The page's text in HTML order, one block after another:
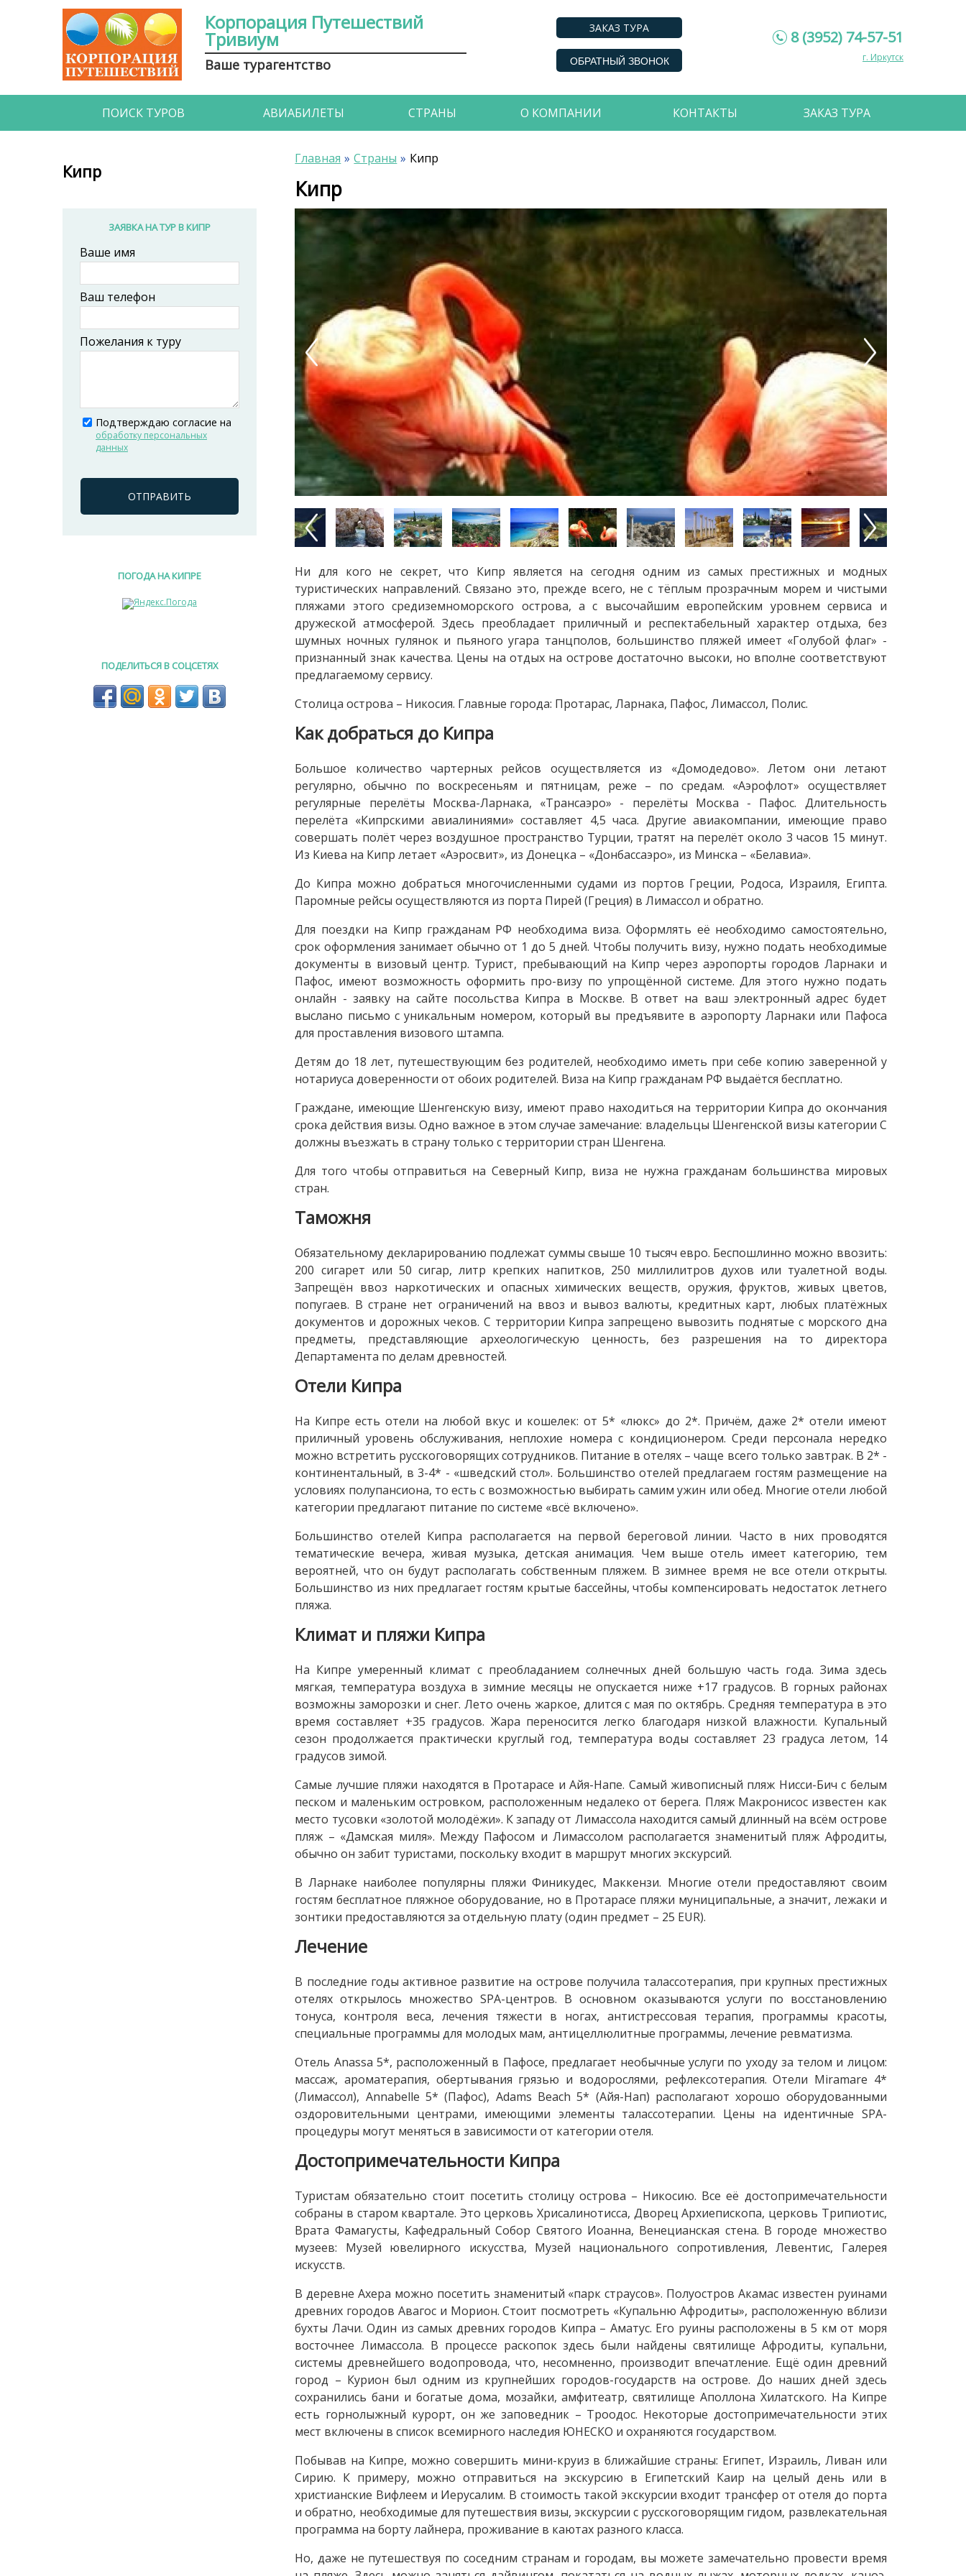
Корпорация Путешествий
Тривиум
Ваше турагентство
ЗАКАЗ ТУРА
ОБРАТНЫЙ ЗВОНОК
8 (3952) 74-57-51
г. Иркутск
ПОИСК ТУРОВ АВИАБИЛЕТЫ СТРАНЫ О КОМПАНИИ КОНТАКТЫ ЗАКАЗ ТУРА
Главная Страны Кипр
Кипр
Previous Next
Previous Next
Ни для кого не секрет, что Кипр является на сегодня одним из самых престижных и модных
туристических направлений. Связано это, прежде всего, не с тёплым прозрачным морем и чистыми
пляжами этого средиземноморского острова, а с высочайшим европейским уровнем сервиса и
дружеской атмосферой. Здесь преобладает приличный и респектабельный характер отдыха, без
шумных ночных гулянок и пьяного угара танцполов, большинство пляжей имеет «Голубой флаг» -
признанный знак качества. Цены на отдых на острове достаточно высоки, но вполне соответствуют
предлагаемому сервису.
Столица острова – Никосия. Главные города: Протарас, Ларнака, Пафос, Лимассол, Полис.
Как добраться до Кипра
Большое количество чартерных рейсов осуществляется из «Домодедово». Летом они летают
регулярно, обычно по воскресеньям и пятницам, реже – по средам. «Аэрофлот» осуществляет
регулярные перелёты Москва-Ларнака, «Трансаэро» - перелёты Москва - Пафос. Длительность
перелёта «Кипрскими авиалиниями» составляет 4,5 часа. Другие авиакомпании, имеющие право
совершать полёт через воздушное пространство Турции, тратят на перелёт около 3 часов 15 минут.
Из Киева на Кипр летает «Аэросвит», из Донецка – «Донбассаэро», из Минска – «Белавиа».
До Кипра можно добраться многочисленными судами из портов Греции, Родоса, Израиля, Египта.
Паромные рейсы осуществляются из порта Пирей (Греция) в Лимассол и обратно.
Для поездки на Кипр гражданам РФ необходима виза. Оформлять её необходимо самостоятельно,
срок оформления занимает обычно от 1 до 5 дней. Чтобы получить визу, нужно подать необходимые
документы в визовый центр. Турист, пребывающий на Кипр через аэропорты городов Ларнаки и
Пафос, имеют возможность оформить про-визу по упрощённой системе. Для этого нужно подать
онлайн - заявку на сайте посольства Кипра в Москве. В ответ на ваш электронный адрес будет
выслано письмо с уникальным номером, который вы предъявите в аэропорту Ларнаки или Пафоса
для проставления визового штампа.
Детям до 18 лет, путешествующим без родителей, необходимо иметь при себе копию заверенной у
нотариуса доверенности от обоих родителей. Виза на Кипр гражданам РФ выдаётся бесплатно.
Граждане, имеющие Шенгенскую визу, имеют право находиться на территории Кипра до окончания
срока действия визы. Одно важное в этом случае замечание: владельцы Шенгенской визы категории С
должны въезжать в страну только с территории стран Шенгена.
Для того чтобы отправиться на Северный Кипр, виза не нужна гражданам большинства мировых
стран.
Таможня
Обязательному декларированию подлежат суммы свыше 10 тысяч евро. Беспошлинно можно ввозить:
200 сигарет или 50 сигар, литр крепких напитков, 250 миллилитров духов или туалетной воды.
Запрещён ввоз наркотических и опасных химических веществ, оружия, фруктов, живых цветов,
попугаев. В стране нет ограничений на ввоз и вывоз валюты, кредитных карт, любых платёжных
документов и дорожных чеков. С территории Кипра запрещено вывозить поднятые с морского дна
предметы, представляющие археологическую ценность, без разрешения на то директора
Департамента по делам древностей.
Отели Кипра
На Кипре есть отели на любой вкус и кошелек: от 5* «люкс» до 2*. Причём, даже 2* отели имеют
приличный уровень обслуживания, неплохие номера с кондиционером. Среди персонала нередко
можно встретить русскоговорящих сотрудников. Питание в отелях – чаще всего только завтрак. В 2* -
континентальный, в 3-4* - «шведский стол». Большинство отелей предлагаем гостям размещение на
условиях полупансиона, то есть с возможностью выбирать самим ужин или обед. Многие отели любой
категории предлагают питание по системе «всё включено».
Большинство отелей Кипра располагается на первой береговой линии. Часто в них проводятся
тематические вечера, живая музыка, детская анимация. Чем выше отель имеет категорию, тем
вероятней, что он будут располагать собственным пляжем. В зимнее время не все отели открыты.
Большинство из них предлагает гостям крытые бассейны, чтобы компенсировать недостаток летнего
пляжа.
Климат и пляжи Кипра
На Кипре умеренный климат с преобладанием солнечных дней большую часть года. Зима здесь
мягкая, температура воздуха в зимние месяцы не опускается ниже +17 градусов. В горных районах
возможны заморозки и снег. Лето очень жаркое, длится с мая по октябрь. Средняя температура в это
время составляет +35 градусов. Жара переносится легко благодаря низкой влажности. Купальный
сезон продолжается практически круглый год, температура воды составляет 23 градуса летом, 14
градусов зимой.
Самые лучшие пляжи находятся в Протарасе и Айя-Напе. Самый живописный пляж Нисси-Бич с белым
песком и маленьким островком, расположенным недалеко от берега. Пляж Макронисоc известен как
место тусовки «золотой молодёжи». К западу от Лимассола находится самый длинный на всём острове
пляж – «Дамская миля». Между Пафосом и Лимассолом располагается знаменитый пляж Афродиты,
обычно он забит туристами, поскольку входит в маршрут многих экскурсий.
В Ларнаке наиболее популярны пляжи Финикудес, Маккензи. Многие отели предоставляют своим
гостям бесплатное пляжное оборудование, но в Протарасе пляжи муниципальные, а значит, лежаки и
зонтики предоставляются за отдельную плату (один предмет – 25 EUR).
Лечение
В последние годы активное развитие на острове получила талассотерапия, при крупных престижных
отелях открылось множество SPA-центров. В основном оказываются услуги по восстановлению
тонуса, контроля веса, лечения тяжести в ногах, антистрессовая терапия, программы красоты,
специальные программы для молодых мам, антицеллюлитные программы, лечение ревматизма.
Отель Anassa 5*, расположенный в Пафосе, предлагает необычные услуги по уходу за телом и лицом:
массаж, ароматерапия, обертывания грязью и водорослями, рефлексотерапия. Отели Miramare 4*
(Лимассол), Annabelle 5* (Пафос), Adams Beach 5* (Айя-Нап) располагают хорошо оборудованными
оздоровительными центрами, имеющими элементы талассотерапии. Цены на идентичные SPA-
процедуры могут меняться в зависимости от категории отеля.
Достопримечательности Кипра
Туристам обязательно стоит посетить столицу острова – Никосию. Все её достопримечательности
собраны в старом квартале. Это церковь Хрисалинотисса, Дворец Архиепископа, церковь Трипиотис,
Врата Фамагусты, Кафедральный Собор Святого Иоанна, Венецианская стена. В городе множество
музеев: Музей ювелирного искусства, Музей национального сопротивления, Левентис, Галерея
искусств.
В деревне Ахера можно посетить знаменитый «парк страусов». Полуостров Акамас известен руинами
древних городов Авагос и Морион. Стоит посмотреть «Купальню Афродиты», расположенную вблизи
бухты Лачи. Один из самых древних городов Кипра – Аматус. Его руины расположены в 5 км от моря
восточнее Лимассола. В процессе раскопок здесь были найдены святилище Афродиты, купальни,
системы древнейшего водопровода, что, несомненно, производит впечатление. Ещё один древний
город – Курион был одним из крупнейших городов-государств на острове. До наших дней здесь
сохранились бани и богатые дома, мозайки, амфитеатр, святилище Аполлона Хилатского. На Кипре
есть горнолыжный курорт, он же заповедник – Троодос. Некоторые достопримечательности этих
мест включены в список всемирного наследия ЮНЕСКО и охраняются государством.
Побывав на Кипре, можно совершить мини-круиз в ближайшие страны: Египет, Израиль, Ливан или
Сирию. К примеру, можно отправиться на экскурсию в Египетский Каир на целый день или в
христианские Вифлеем и Иерусалим. В стоимость такой экскурсии входит трансфер от отеля до порта
и обратно, необходимые для путешествия визы, экскурсии с русскоговорящим гидом, развлекательная
программа на борту лайнера, проживание в каютах разного класса.
Но, даже не путешествуя по соседним странам и городам, вы можете замечательно провести время
Кипр
ЗАЯВКА НА ТУР В КИПР
Ваше имя
Ваш телефон
Пожелания к туру
Подтверждаю согласие на
обработку персональных
данных
ОТПРАВИТЬ
ПОГОДА НА КИПРЕ
ПОДЕЛИТЬСЯ В СОЦСЕТЯХ